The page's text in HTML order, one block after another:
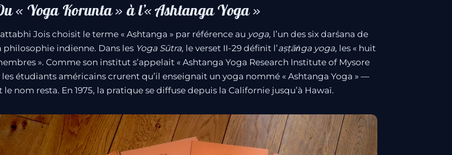
« Yoga Korunta » à l’« Ashtanga Yoga »
Jois choisit le terme « Ashtanga » par référence au yoga, l’un des six darśana de
philosophie indienne. Dans les Yoga Sūtra, le verset II-29 définit l’aṣṭāṅga yoga, les « huit
». Comme son institut s’appelait « Ashtanga Yoga Research Institute of Mysore
les étudiants américains crurent qu’il enseignait un yoga nommé « Ashtanga Yoga » —
le nom resta. En 1975, la pratique se diffuse depuis la Californie jusqu’à Hawaï.